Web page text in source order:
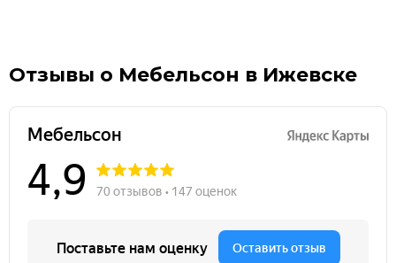
Отзывы о Мебельсон в Ижевске